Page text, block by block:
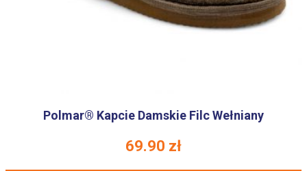
Polmar® Kapcie Damskie Filc Wełniany
69.90 zł